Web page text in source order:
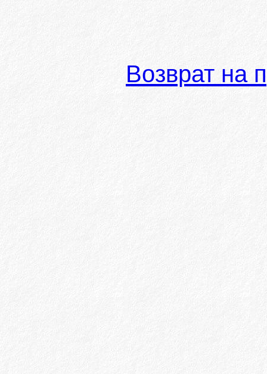
Возврат на